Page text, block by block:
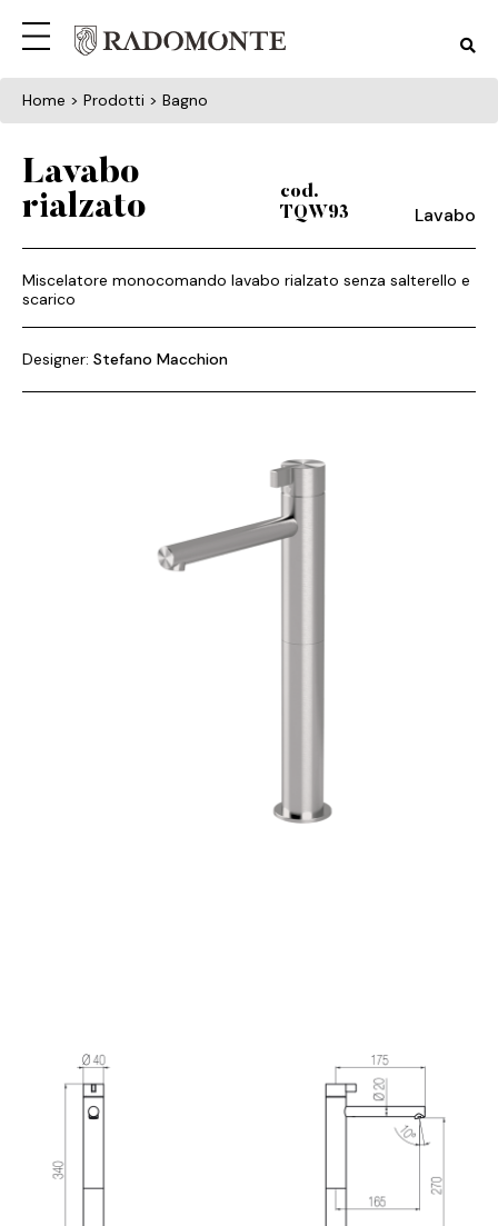
Home > Prodotti > Bagno
Lavabo
rialzato
cod.
TQW93
Lavabo
Miscelatore monocomando lavabo rialzato senza salterello e
scarico
Designer: Stefano Macchion